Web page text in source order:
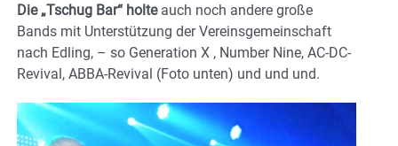
Die „Tschug Bar“ holte auch noch andere große
Bands mit Unterstützung der Vereinsgemeinschaft
nach Edling, – so Generation X , Number Nine, AC-DC-
Revival, ABBA-Revival (Foto unten) und und und.